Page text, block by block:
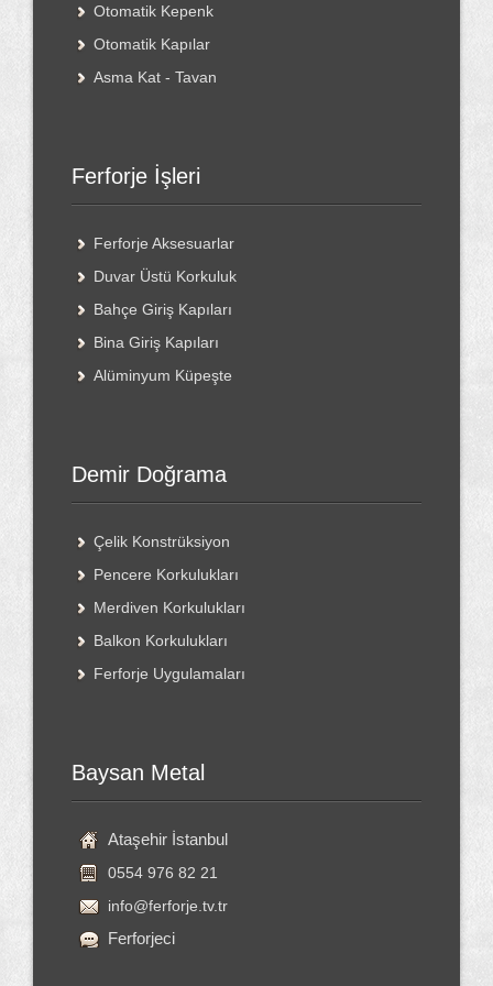
Otomatik Kepenk
Otomatik Kapılar
Asma Kat - Tavan
Ferforje İşleri
Ferforje Aksesuarlar
Duvar Üstü Korkuluk
Bahçe Giriş Kapıları
Bina Giriş Kapıları
Alüminyum Küpeşte
Demir Doğrama
Çelik Konstrüksiyon
Pencere Korkulukları
Merdiven Korkulukları
Balkon Korkulukları
Ferforje Uygulamaları
Baysan Metal
Ataşehir İstanbul
0554 976 82 21
info@ferforje.tv.tr
Ferforjeci